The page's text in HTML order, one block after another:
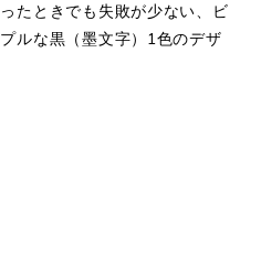
たときでも失敗が少ない、ビ
ルな黒（墨文字）1色のデザ